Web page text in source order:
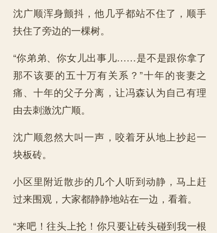
沈广顺浑身颤抖，他几乎都站不住了，顺手
扶住了旁边的一棵树。
“你弟弟、你女儿出事儿……是不是跟你拿了
那不该要的五十万有关系？”十年的丧妻之
痛、十年的父子分离，让冯森认为自己有理
由去刺激沈广顺。
沈广顺忽然大叫一声，咬着牙从地上抄起一
块板砖。
小区里附近散步的几个人听到动静，马上赶
过来围观，大家都静静地站在一边，看着。
“来吧！往头上抡！你只要让砖头碰到我一根